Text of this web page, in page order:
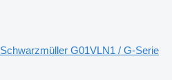
Schwarzmüller G01VLN1 / G-Serie